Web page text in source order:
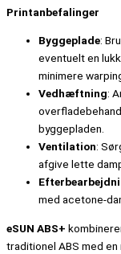
Printanbefalinger
Byggeplade:
eventuelt en
minimere
Vedhæftning:
byggepladen.
Ventilation:
afgive lette
med acetone-
eSUN ABS+
traditionel ABS med